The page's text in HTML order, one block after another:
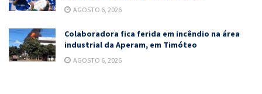
AGOSTO 6, 2026
Colaboradora fica ferida em incêndio na área
industrial da Aperam, em Timóteo
AGOSTO 6, 2026